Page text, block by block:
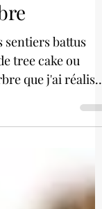
que j'ai réalisé
du...